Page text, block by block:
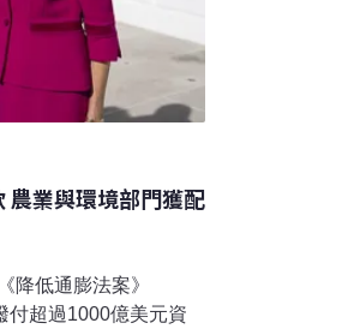
農業與環境部門獲配
降低通膨法案》
付超過1000億美元資